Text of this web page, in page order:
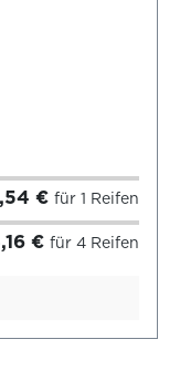
€ für 1 Reifen
€ für 4 Reifen